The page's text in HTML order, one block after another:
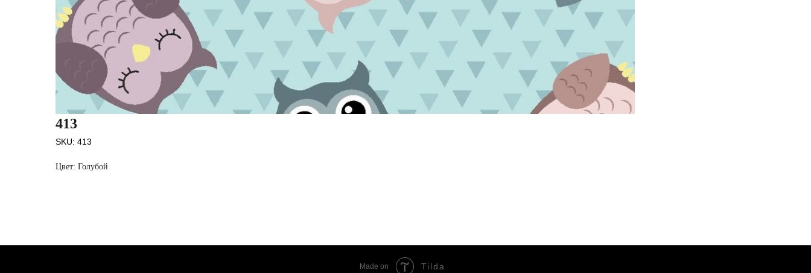
413
SKU: 413
Цвет: Голубой
Made on Tilda